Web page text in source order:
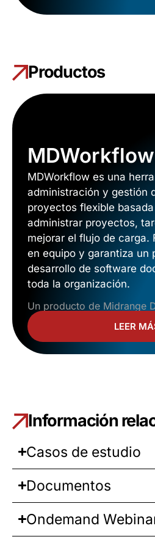
Productos
MDWorkflow
MDWorkflow es una
administración y gestión
proyectos flexible
administrar proyectos,
mejorar el flujo de carga.
en equipo y garantiza un
desarrollo de software
toda la organización.
Un producto de Midrange
LEER
Información
Casos de estudio
Documentos
Ondemand